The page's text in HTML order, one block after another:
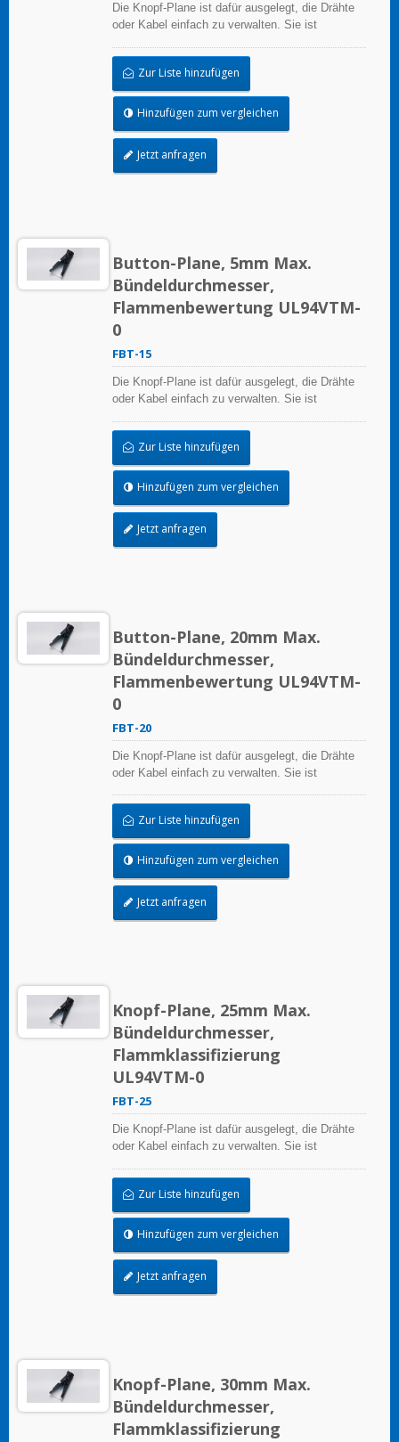
Die Knopf-Plane ist dafür ausgelegt, die Drähte
oder Kabel einfach zu verwalten. Sie ist
Zur Liste hinzufügen
Hinzufügen zum vergleichen
Jetzt anfragen
Button-Plane, 5mm Max.
Bündeldurchmesser,
Flammenbewertung UL94VTM-
0
FBT-15
Die Knopf-Plane ist dafür ausgelegt, die Drähte
oder Kabel einfach zu verwalten. Sie ist
Zur Liste hinzufügen
Hinzufügen zum vergleichen
Jetzt anfragen
Button-Plane, 20mm Max.
Bündeldurchmesser,
Flammenbewertung UL94VTM-
0
FBT-20
Die Knopf-Plane ist dafür ausgelegt, die Drähte
oder Kabel einfach zu verwalten. Sie ist
Zur Liste hinzufügen
Hinzufügen zum vergleichen
Jetzt anfragen
Knopf-Plane, 25mm Max.
Bündeldurchmesser,
Flammklassifizierung
UL94VTM-0
FBT-25
Die Knopf-Plane ist dafür ausgelegt, die Drähte
oder Kabel einfach zu verwalten. Sie ist
Zur Liste hinzufügen
Hinzufügen zum vergleichen
Jetzt anfragen
Knopf-Plane, 30mm Max.
Bündeldurchmesser,
Flammklassifizierung